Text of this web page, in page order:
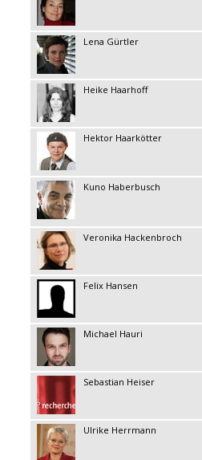
Lena Gürtler
Heike Haarhoff
Hektor Haarkötter
Kuno Haberbusch
Veronika Hackenbroch
Felix Hansen
Michael Hauri
Sebastian Heiser
Ulrike Herrmann